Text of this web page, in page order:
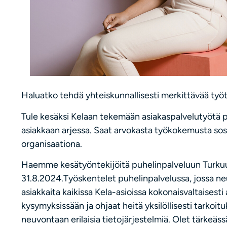
Haluatko tehdä yhteiskunnallisesti merkittävää
Tule kesäksi Kelaan tekemään
asiakkaan arjessa. Saat arvokasta työkokemusta
organisaationa.
Haemme kesätyöntekijöitä puhelinpalveluun
31.8.2024.Työskentelet puhelinpalvelussa, jossa
asiakkaita kaikissa Kela-asioissa
kysymyksissään ja ohjaat heitä yksilöllisesti
neuvontaan erilaisia tietojärjestelmiä. Olet